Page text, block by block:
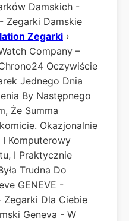
Damskich -
Zegarki Damskie
Zegarki ›
Company –
Oczywiście
Jednego Dnia
By Następnego
Że Summa
Okazjonalnie
I Komputerowy
I Praktycznie
Trudna Do
GENEVE -
Zegarki Dla Ciebie
Geneva - W